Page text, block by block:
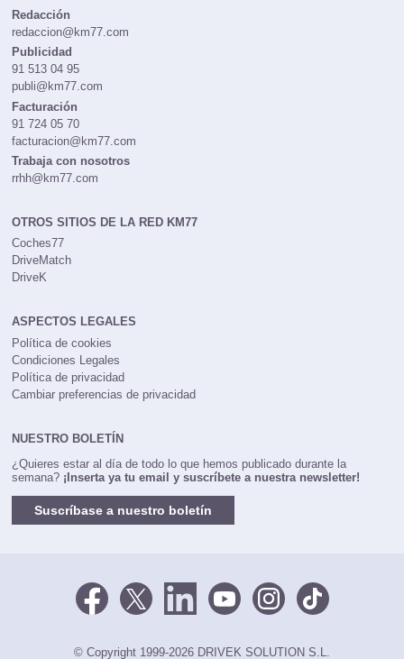
CONTACTOS
Redacción
redaccion@km77.com
Publicidad
91 513 04 95
publi@km77.com
Facturación
91 724 05 70
facturacion@km77.com
Trabaja con nosotros
OTROS SITIOS DE LA RED KM77
Coches77
DriveMatch
ASPECTOS LEGALES
Política de cookies
Condiciones Legales
Política de privacidad
¿Quieres estar al día de todo lo que hemos publicado durante la
Suscríbase a nuestro boletín